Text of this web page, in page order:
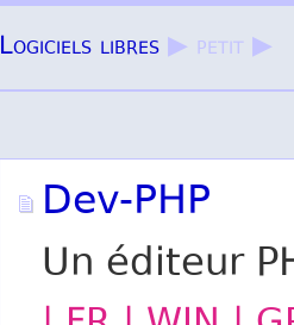
Logiciels libres ▶ petit ▶
Dev-PHP
Un éditeur